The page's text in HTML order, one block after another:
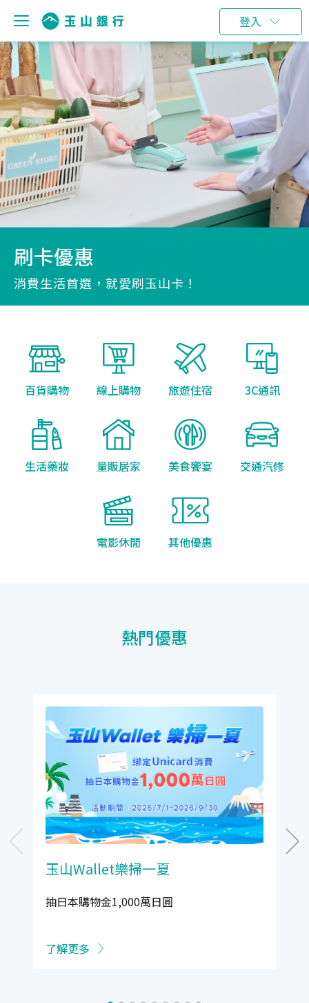
登入
刷卡優惠
消費生活首選，就愛刷玉山卡！
百貨購物 線上購物 旅遊住宿 3C通訊
生活藥妝 量販居家 美食饗宴 交通汽修
電影休閒 其他優惠
熱門優惠
玉山Wallet樂掃一夏
抽日本購物金1,000萬日圓
了解更多